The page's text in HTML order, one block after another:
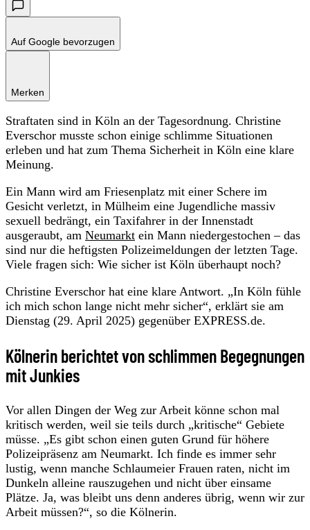
Auf Google bevorzugen
Merken
Straftaten sind in Köln an der Tagesordnung. Christine
Everschor musste schon einige schlimme Situationen
erleben und hat zum Thema Sicherheit in Köln eine klare
Meinung.
Ein Mann wird am Friesenplatz mit einer Schere im
Gesicht verletzt, in Mülheim eine Jugendliche massiv
sexuell bedrängt, ein Taxifahrer in der Innenstadt
ausgeraubt, am Neumarkt ein Mann niedergestochen – das
sind nur die heftigsten Polizeimeldungen der letzten Tage.
Viele fragen sich: Wie sicher ist Köln überhaupt noch?
Christine Everschor hat eine klare Antwort. „In Köln fühle
ich mich schon lange nicht mehr sicher“, erklärt sie am
Dienstag (29. April 2025) gegenüber EXPRESS.de.
Kölnerin berichtet von schlimmen Begegnungen
mit Junkies
Vor allen Dingen der Weg zur Arbeit könne schon mal
kritisch werden, weil sie teils durch „kritische“ Gebiete
müsse. „Es gibt schon einen guten Grund für höhere
Polizeipräsenz am Neumarkt. Ich finde es immer sehr
lustig, wenn manche Schlaumeier Frauen raten, nicht im
Dunkeln alleine rauszugehen und nicht über einsame
Plätze. Ja, was bleibt uns denn anderes übrig, wenn wir zur
Arbeit müssen?“, so die Kölnerin.